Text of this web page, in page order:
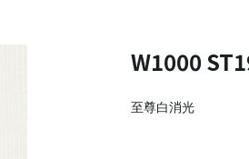
W1000
至尊白消光